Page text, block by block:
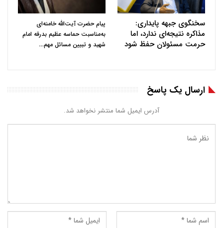
سخنگوی جبهه پایداری:
مذاکره نتیجه‌ای ندارد، اما
حرمت مسئولان حفظ شود
پیام حضرت آیت‌الله خامنه‌ای
به‌مناسبت حماسه عظیم بدرقه امام
شهید و تبیین مسائل مهم…
ارسال یک پاسخ
آدرس ایمیل شما منتشر نخواهد شد.